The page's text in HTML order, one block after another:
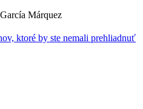
Márquez
ktoré by ste nemali prehliadnuť